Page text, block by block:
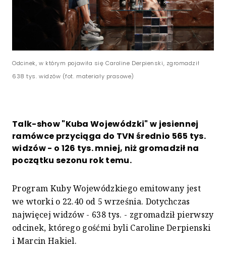
Odcinek, w którym pojawiła się Caroline Derpienski, zgromadził
638 tys. widzów (fot. materiały prasowe)
Talk-show "Kuba Wojewódzki" w jesiennej
ramówce przyciąga do TVN średnio 565 tys.
widzów - o 126 tys. mniej, niż gromadził na
początku sezonu rok temu.
Program Kuby Wojewódzkiego emitowany jest
we wtorki o 22.40 od 5 września. Dotychczas
najwięcej widzów - 638 tys. - zgromadził pierwszy
odcinek, którego gośćmi byli Caroline Derpienski
i Marcin Hakiel.